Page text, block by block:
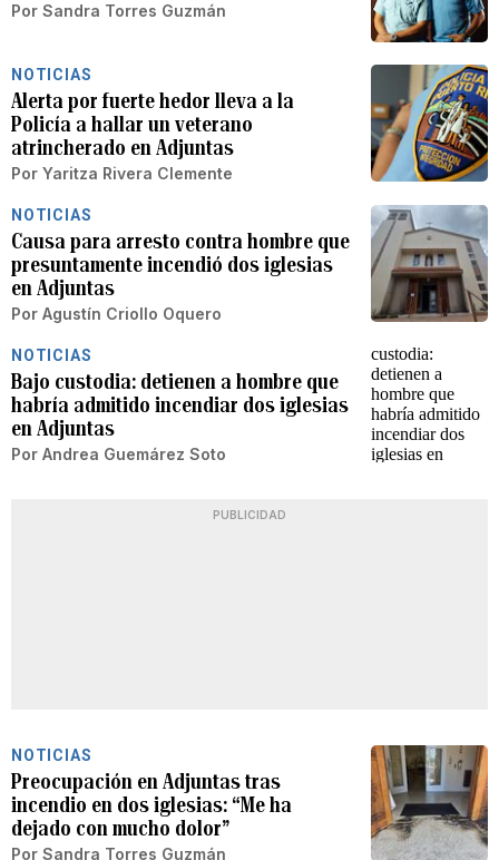
Por Sandra Torres Guzmán
NOTICIAS
Alerta por fuerte hedor lleva a la
Policía a hallar un veterano
atrincherado en Adjuntas
Por Yaritza Rivera Clemente
NOTICIAS
Causa para arresto contra hombre que
presuntamente incendió dos iglesias
en Adjuntas
Por Agustín Criollo Oquero
NOTICIAS
Bajo custodia: detienen a hombre que
habría admitido incendiar dos iglesias
en Adjuntas
Por Andrea Guemárez Soto
PUBLICIDAD
NOTICIAS
Preocupación en Adjuntas tras
incendio en dos iglesias: “Me ha
dejado con mucho dolor”
Por Sandra Torres Guzmán